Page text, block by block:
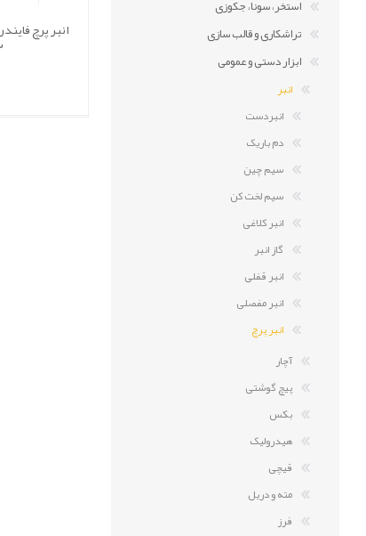
استخر، سونا، جکوزی
تراشکاری و قالب سازی
ابزار دستی و عمومی
انبر
انبردست
دم باریک
سیم چین
سیم لخت کن
انبر کلاغی
گاز انبر
انبر قفلی
انبر مفصلی
انبر پرچ
آچار
پیچ گوشتی
بکس
هیدرولیک
قیچی
مته و دریل
فرز